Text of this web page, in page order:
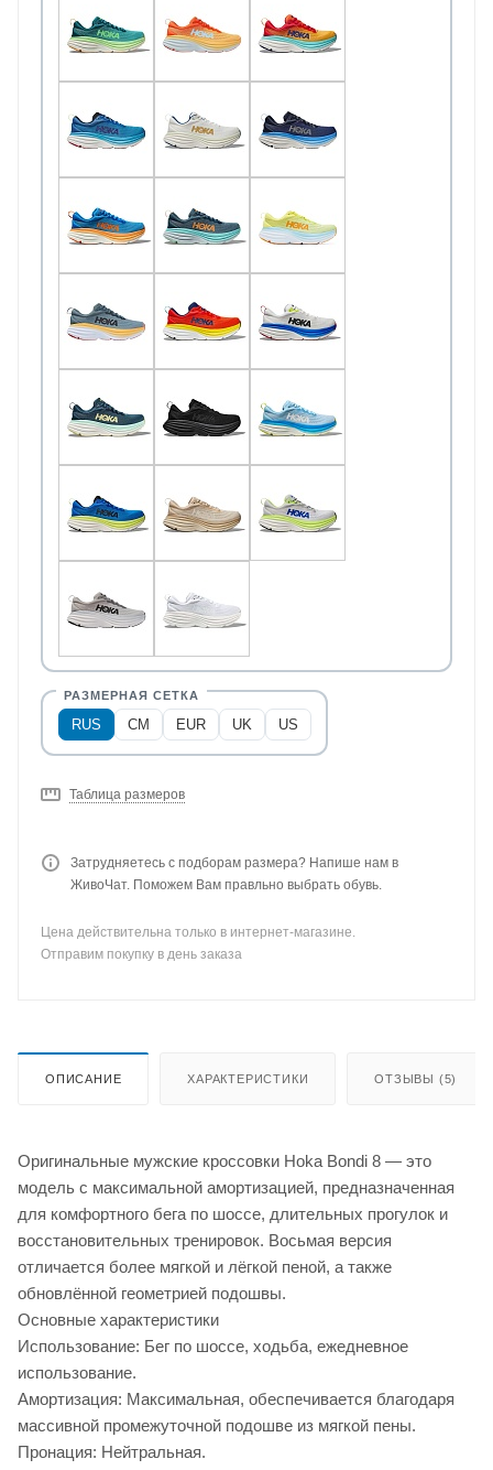
RUS CM EUR UK US
Таблица размеров
Затрудняетесь с подборам размера? Напише нам в
ЖивоЧат. Поможем Вам правльно выбрать обувь.
Цена действительна только в интернет-магазине.
Отправим покупку в день заказа
ОПИСАНИЕ ХАРАКТЕРИСТИКИ ОТЗЫВЫ (5)
Оригинальные мужские кроссовки Hoka Bondi 8 — это
модель с максимальной амортизацией, предназначенная
для комфортного бега по шоссе, длительных прогулок и
восстановительных тренировок. Восьмая версия
отличается более мягкой и лёгкой пеной, а также
обновлённой геометрией подошвы.
Основные характеристики
Использование: Бег по шоссе, ходьба, ежедневное
использование.
Амортизация: Максимальная, обеспечивается благодаря
массивной промежуточной подошве из мягкой пены.
Пронация: Нейтральная.